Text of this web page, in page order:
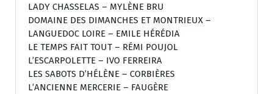
LADY CHASSELAS – MYLÈNE BRU
DOMAINE DES DIMANCHES ET MONTRIEUX –
LANGUEDOC LOIRE – EMILE HÉRÉDIA
LE TEMPS FAIT TOUT – RÉMI POUJOL
L’ESCARPOLETTE – IVO FERREIRA
LES SABOTS D’HÉLÈNE – CORBIÈRES
L’ANCIENNE MERCERIE – FAUGÈRE